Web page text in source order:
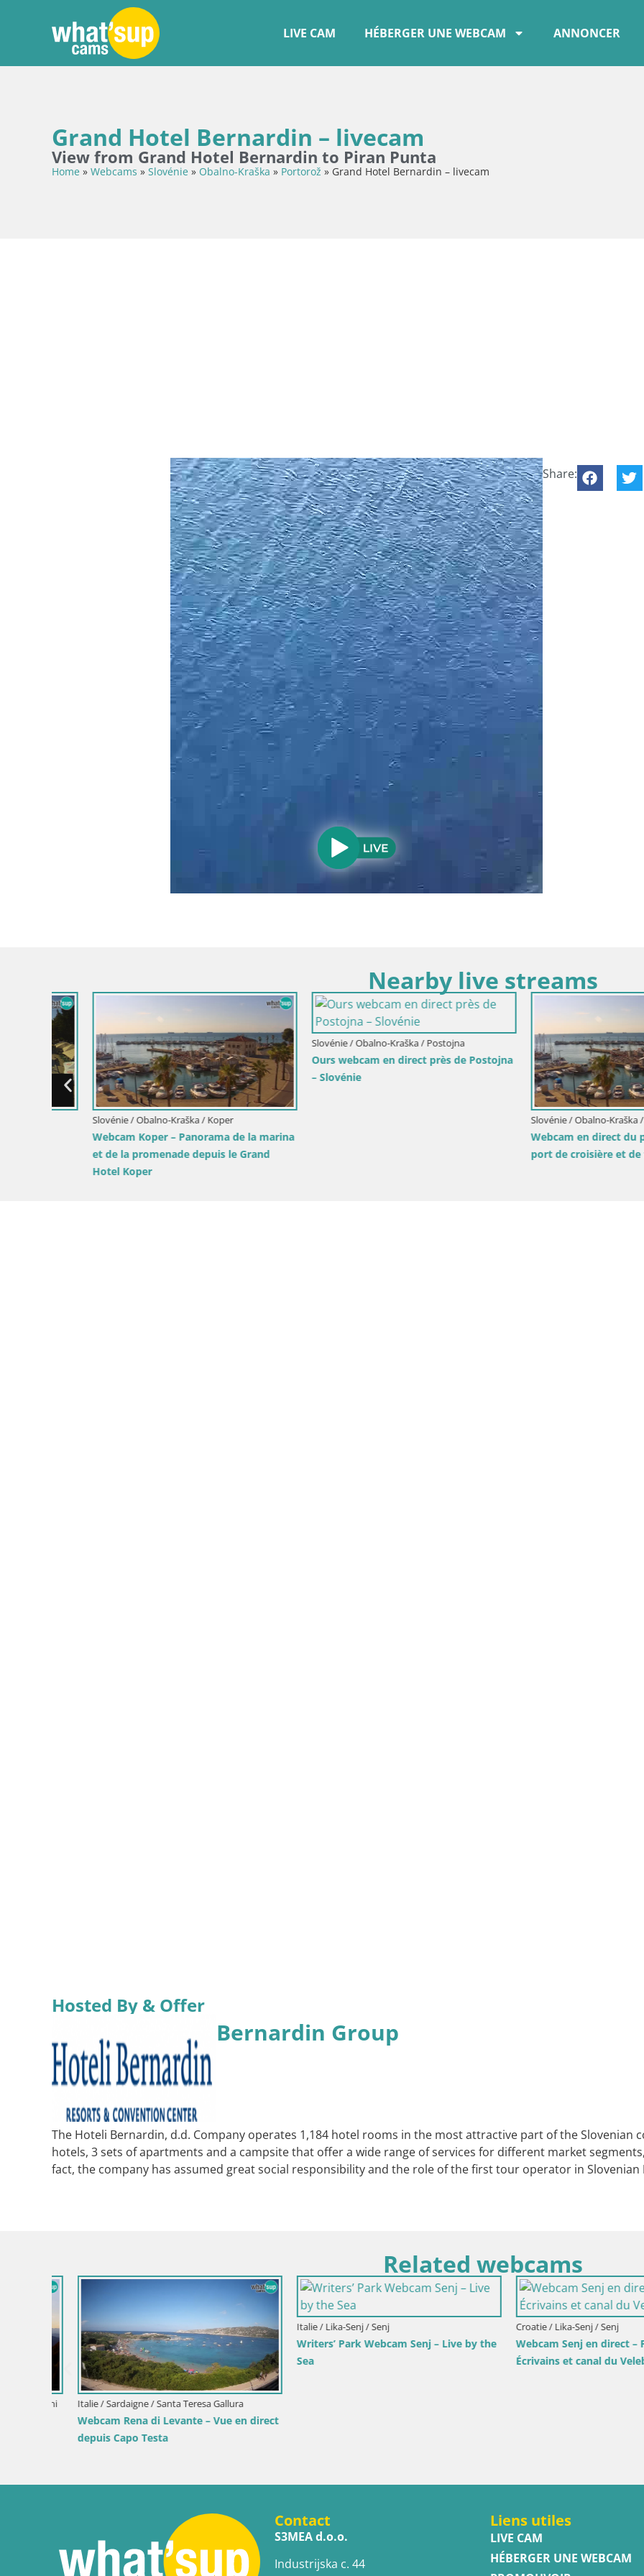
LIVE CAM HÉBERGER UNE WEBCAM ANNONCER
Grand Hotel Bernardin – livecam
View from Grand Hotel Bernardin to Piran Punta
Home » Webcams » Slovénie » Obalno-Kraška » Portorož » Grand Hotel Bernardin – livecam
Share:
Nearby live streams
Slovénie / Obalno-Kraška / Koper
Webcam en direct du port de Koper –
port de croisière et de fret – Slovénie
Slovénie / Obalno-Kraška / Piran
Webcam en direct de Piran “Mandrač” –
Incroyable vue en direct de la Villa
Piranesi
Slovénie / Obalno-Kraška / Piran
Villa Piranesi Vue en direct
Slovénie
Hosted By & Offer
Bernardin Group
The Hoteli Bernardin, d.d. Company operates 1,184 hotel rooms in the most attractive part of the Slovenian
hotels, 3 sets of apartments and a campsite that offer a wide range of services for different market
fact, the company has assumed great social responsibility and the role of the first tour operator in Slovenian
Related webcams
Slovénie / Savinjska / Velenje
Webcam lac de Velenje – Vue en direct
depuis Velenje Beach
Webcam port d’Ika – Vue en direct et
Italie / Trentin-Haut Adige / Dobbiaco
Webcam Toblach Dolomites –
l’Hôtel Rosengarten
Contact
S3MEA d.o.o.
Industrijska c. 44
Liens utiles
LIVE CAM
HÉBERGER UNE WEBCAM